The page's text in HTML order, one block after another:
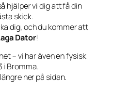
hjälper vi dig att få din
skick.
dig, och du kommer att
Dator!
– vi har även en fysisk
i Bromma.
ner på sidan.